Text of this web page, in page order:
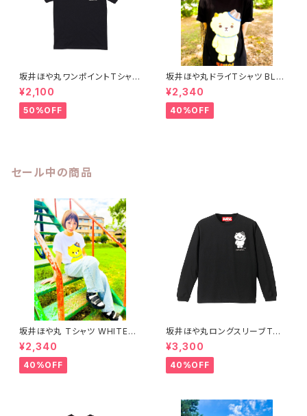
坂井ほや丸ワンポイントTシャツ
黒 XXL
¥2,100
50%OFF
坂井ほや丸ドライTシャツ BLA
CK S〜XL
¥2,340
40%OFF
セール中の商品
坂井ほや丸 Tシャツ WHITE
S〜XL
¥2,340
40%OFF
坂井ほや丸ロングスリーブTシ
ャツ 黒 XXL
¥3,300
40%OFF